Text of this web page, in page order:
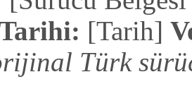
[Tarih]
Türk